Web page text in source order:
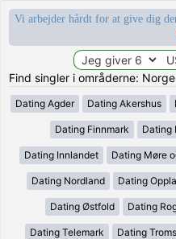
Vi arbejder hårdt for at give dig
Find singler i områderne: Norge
Dating Agder Dating Akershus
Dating Finnmark Dating
Dating Innlandet Dating Møre
Dating Nordland Dating
Dating Østfold Dating
Dating Telemark Dating Troms